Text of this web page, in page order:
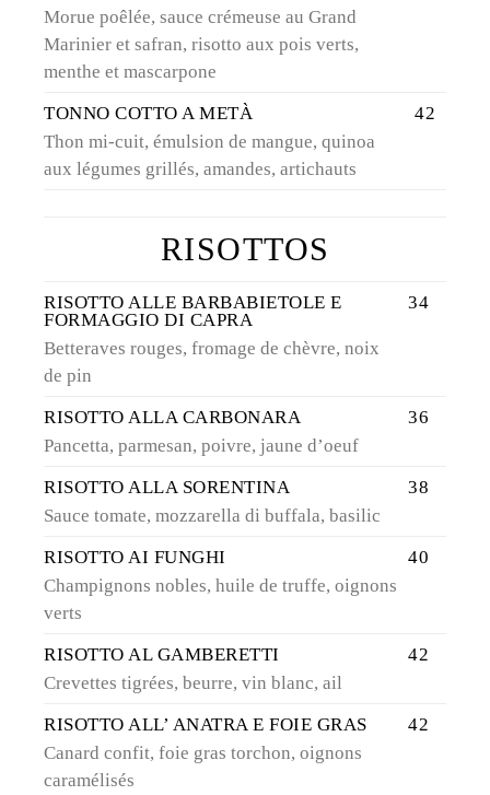
Morue poêlée, sauce crémeuse au Grand
Marinier et safran, risotto aux pois verts,
menthe et mascarpone
TONNO COTTO A METÀ
Thon mi-cuit, émulsion de mangue, quinoa
aux légumes grillés, amandes, artichauts
42
RISOTTOS
RISOTTO ALLE BARBABIETOLE E
FORMAGGIO DI CAPRA
Betteraves rouges, fromage de chèvre, noix
de pin
34
RISOTTO ALLA CARBONARA
Pancetta, parmesan, poivre, jaune d’oeuf
36
RISOTTO ALLA SORENTINA
Sauce tomate, mozzarella di buffala, basilic
38
RISOTTO AI FUNGHI
Champignons nobles, huile de truffe, oignons
verts
40
RISOTTO AL GAMBERETTI
Crevettes tigrées, beurre, vin blanc, ail
42
RISOTTO ALL’ ANATRA E FOIE GRAS
Canard confit, foie gras torchon, oignons
caramélisés
42